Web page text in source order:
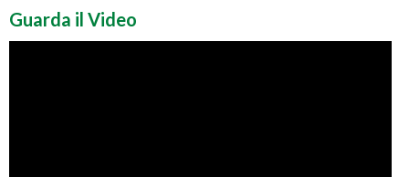
Guarda il Video